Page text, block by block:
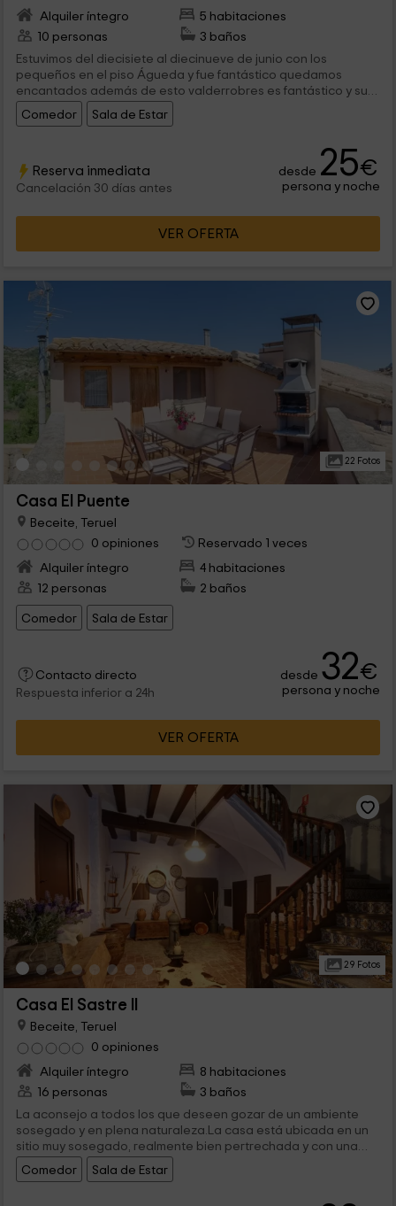
Alquiler íntegro
5 habitaciones
10 personas
3 baños
Estuvimos del diecisiete al diecinueve de junio con los
pequeños en el piso Águeda y fue fantástico quedamos
encantados además de esto valderrobres es fantástico y su
ambiente.Carmen la dueña es un sol de mujer y su trato
insuperable además de esto si le haces caso en lo que se
Comedor Sala de Estar
Reserva inmediata
Cancelación 30 días antes
desde 25€
persona y noche
VER OFERTA
22 Fotos
Casa El Puente
Beceite, Teruel
0 opiniones
Reservado 1 veces
Alquiler íntegro
4 habitaciones
12 personas
2 baños
Comedor Sala de Estar
Contacto directo
Respuesta inferior a 24h
desde 32€
persona y noche
VER OFERTA
29 Fotos
Casa El Sastre II
Beceite, Teruel
0 opiniones
Alquiler íntegro
8 habitaciones
16 personas
3 baños
La aconsejo a todos los que deseen gozar de un ambiente
sosegado y en plena naturaleza.La casa está ubicada en un
sitio muy sosegado, realmente bien pertrechada y con una
genial relación calidad/precio.Excelente trato por la parte de
los dueños.Si deseas gozar de la naturaleza de los Ports, no
Comedor Sala de Estar